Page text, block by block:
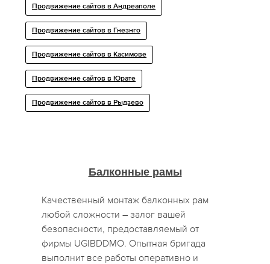
Продвижение сайтов в Андреаполе
Продвижение сайтов в Гнезнго
Продвижение сайтов в Касимове
Продвижение сайтов в Юрате
Продвижение сайтов в Рыдзево
Балконные рамы
Качественный монтаж балконных рам
любой сложности – залог вашей
безопасности, предоставляемый от
фирмы UGIBDDMO. Опытная бригада
выполнит все работы оперативно и